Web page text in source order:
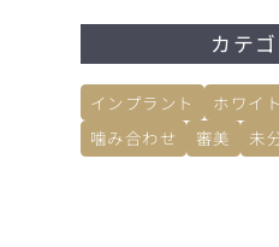
カテゴ
インプラント
ホワイ
噛み合わせ
審美 未